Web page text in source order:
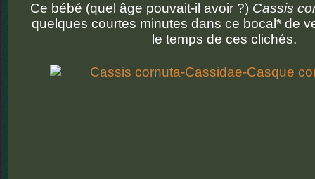
Ce bébé (quel âge pouvait-il avoir ?) Cassis
quelques courtes minutes dans ce bocal* de
le temps de ces clichés.